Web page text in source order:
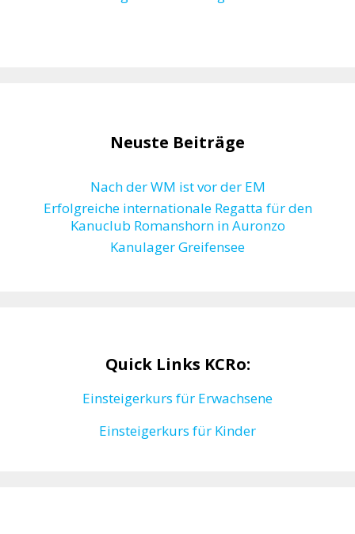
Neuste Beiträge
Nach der WM ist vor der EM
Erfolgreiche internationale Regatta für den
Kanuclub Romanshorn in Auronzo
Kanulager Greifensee
Quick Links KCRo:
Einsteigerkurs für Erwachsene
Einsteigerkurs für Kinder